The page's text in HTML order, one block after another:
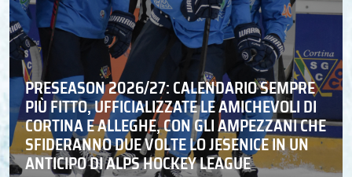
PRESEASON 2026/27: CALENDARIO SEMPRE
PIÙ FITTO, UFFICIALIZZATE LE AMICHEVOLI DI
CORTINA E ALLEGHE, CON GLI AMPEZZANI CHE
SFIDERANNO DUE VOLTE LO JESENICE IN UN
ANTICIPO DI ALPS HOCKEY LEAGUE